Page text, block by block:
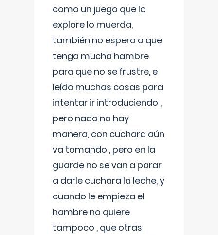
como un juego que lo
explore lo muerda,
también no espero a que
tenga mucha hambre
para que no se frustre, e
leído muchas cosas para
intentar ir introduciendo ,
pero nada no hay
manera, con cuchara aún
va tomando , pero en la
guarde no se van a parar
a darle cuchara la leche, y
cuando le empieza el
hambre no quiere
tampoco , que otras